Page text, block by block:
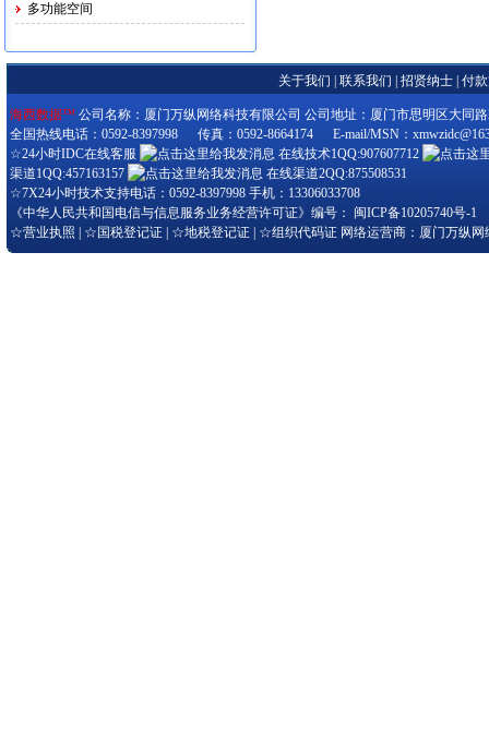
多功能空间
关于我们 联系我们 招贤纳士 付
海西数据™ 公司名称：厦门万纵网络科技有限公司 公司地址：厦门市思明区大同路
全国热线电话：0592-8397998 传真：0592-8664174 E-mail/MSN：
☆24小时IDC在线客服
在线技术1QQ:907607712
渠道1QQ:457163157
在线渠道2QQ:875508531
☆7X24小时技术支持电话：0592-8397998 手机：13306033708
《中华人民共和国电信与信息服务业务经营许可证》编号： 闽ICP备10205740号-1
☆营业执照 | ☆ 国税登记证 | ☆地税登记证 | ☆组织代码证 网络运营商：厦门万纵